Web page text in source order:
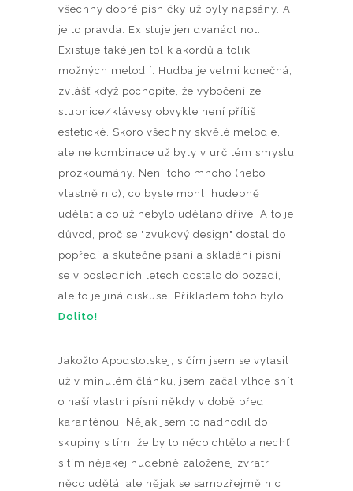
všechny dobré písničky už byly napsány. A
je to pravda. Existuje jen dvanáct not.
Existuje také jen tolik akordů a tolik
možných melodií. Hudba je velmi konečná,
zvlášť když pochopíte, že vybočení ze
stupnice/klávesy obvykle není příliš
estetické. Skoro všechny skvělé melodie,
ale ne kombinace už byly v určitém smyslu
prozkoumány. Není toho mnoho (nebo
vlastně nic), co byste mohli hudebně
udělat a co už nebylo uděláno dříve. A to je
důvod, proč se "zvukový design" dostal do
popředí a skutečné psaní a skládání písní
se v posledních letech dostalo do pozadí,
ale to je jiná diskuse. Příkladem toho bylo i
Dolito!
Jakožto Apodstolskej, s čím jsem se vytasil
už v minulém článku, jsem začal vlhce snít
o naší vlastní písni někdy v době před
karanténou. Nějak jsem to nadhodil do
skupiny s tím, že by to něco chtělo a nechť
s tím nějakej hudebně založenej zvratr
něco udělá, ale nějak se samozřejmě nic